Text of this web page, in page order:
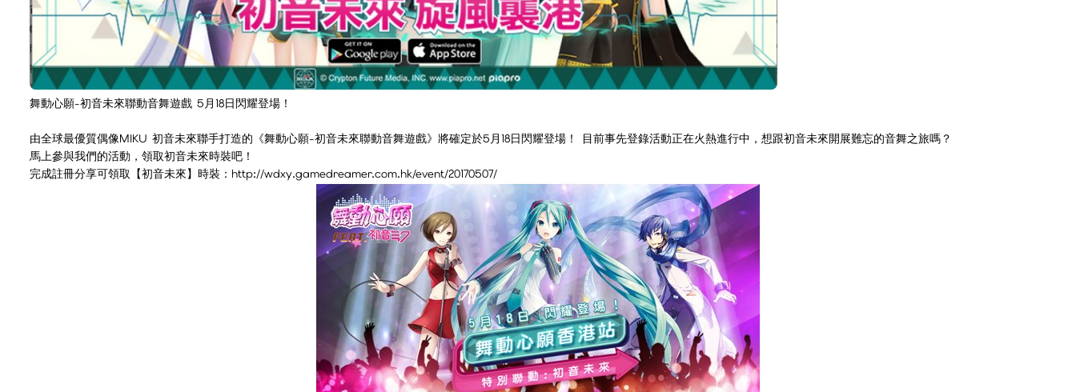
舞動心願-初音未來聯動音舞遊戲 5月18日閃耀登場！
由全球最優質偶像MIKU 初音未來聯手打造的《舞動心願-初音未來聯動音舞遊戲》將確定於5月18日閃耀登場！ 目前事先登錄活動正在火熱進行中，想跟初音未來開展難忘的音舞之旅嗎？
馬上參與我們的活動，領取初音未來時裝吧！
完成註冊分享可領取【初音未來】時裝：http://wdxy.gamedreamer.com.hk/event/20170507/